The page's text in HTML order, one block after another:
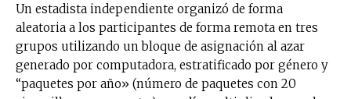
Un estadista independiente organizó de forma
aleatoria a los participantes de forma remota en tres
grupos utilizando un bloque de asignación al azar
generado por computadora, estratificado por género y
“paquetes por año» (número de paquetes con 20